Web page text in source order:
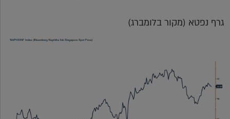
גרף נפטא (מקור בלומברג)